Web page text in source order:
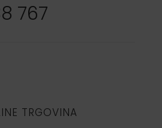
767
TRGOVINA